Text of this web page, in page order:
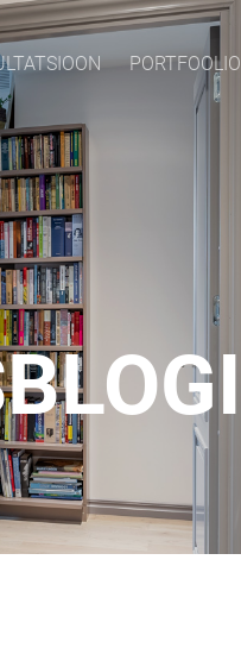
PORTFOOLIO